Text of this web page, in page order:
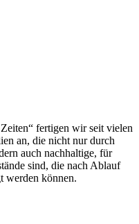
fertigen wir seit vielen
an, die nicht nur durch
auch nachhaltige, für
sind, die nach Ablauf
werden können.